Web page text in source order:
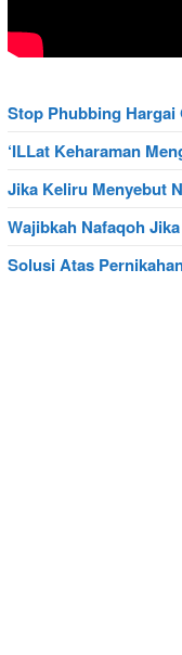
Stop Phubbing Hargai
‘ILLat Keharaman
Jika Keliru Menyebut
Wajibkah Nafaqoh
Solusi Atas